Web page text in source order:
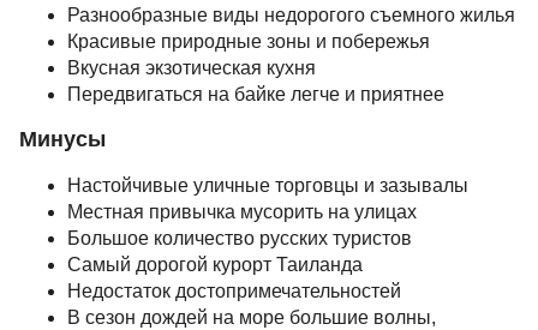
Разнообразные виды недорогого съемного жилья
Красивые природные зоны и побережья
Вкусная экзотическая кухня
Передвигаться на байке легче и приятнее
Минусы
Настойчивые уличные торговцы и зазывалы
Местная привычка мусорить на улицах
Большое количество русских туристов
Самый дорогой курорт Таиланда
Недостаток достопримечательностей
В сезон дождей на море большие волны,